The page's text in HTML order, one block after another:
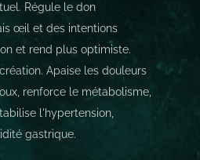
Régule le don
œil et des intentions
et rend plus optimiste.
Apaise les douleurs
renforce le métabolisme,
l'hypertension,
gastrique.